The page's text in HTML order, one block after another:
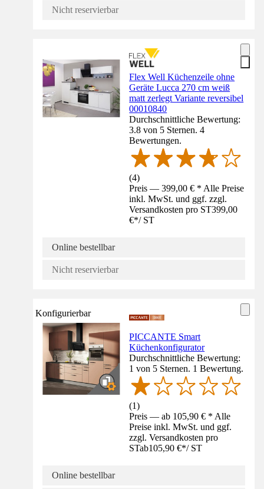
Nicht reservierbar
Flex Well Küchenzeile ohne
Geräte Lucca 270 cm weiß
matt zerlegt Variante reversibel
00010840
Durchschnittliche Bewertung:
3.8 von 5 Sternen. 4
Bewertungen.
(4)
Preis — 399,00 € * Alle Preise
inkl. MwSt. und ggf. zzgl.
Versandkosten pro ST399,00
€*/ ST
Online bestellbar
Nicht reservierbar
Konfigurierbar
PICCANTE Smart
Küchenkonfigurator
Durchschnittliche Bewertung:
1 von 5 Sternen. 1 Bewertung.
(1)
Preis — ab 105,90 € * Alle
Preise inkl. MwSt. und ggf.
zzgl. Versandkosten pro
STab105,90 €*/ ST
Online bestellbar